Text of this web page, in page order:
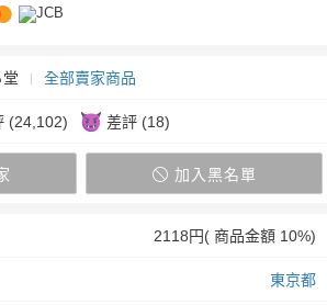
全部賣家商品
(24,102) 差評 (18)
加入黑名單
2118円( 商品金額 10%)
東京都